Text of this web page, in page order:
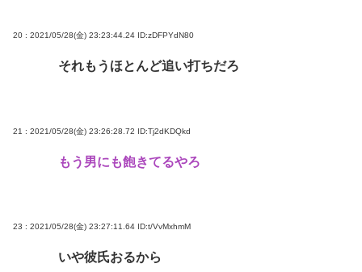
20 : 2021/05/28(金) 23:23:44.24 ID:zDFPYdN80
それもうほとんど追い打ちだろ
21 : 2021/05/28(金) 23:26:28.72 ID:Tj2dKDQkd
もう男にも飽きてるやろ
23 : 2021/05/28(金) 23:27:11.64 ID:t/VvMxhmM
いや彼氏おるから